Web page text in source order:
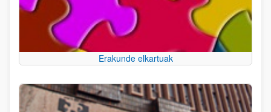
Erakunde elkartuak